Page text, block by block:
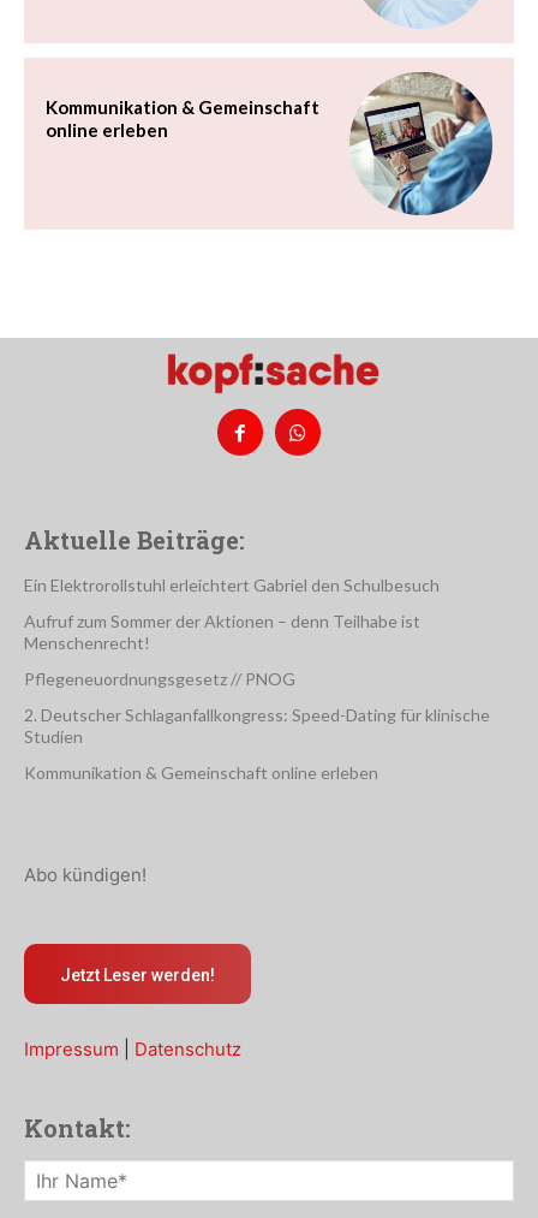
Kommunikation & Gemeinschaft
online erleben
Aktuelle Beiträge:
Ein Elektrorollstuhl erleichtert Gabriel den Schulbesuch
Aufruf zum Sommer der Aktionen – denn Teilhabe ist
Menschenrecht!
Pflegeneuordnungsgesetz // PNOG
2. Deutscher Schlaganfallkongress: Speed-Dating für klinische
Studien
Kommunikation & Gemeinschaft online erleben
Abo kündigen!
Jetzt Leser werden!
Impressum Datenschutz
Kontakt: